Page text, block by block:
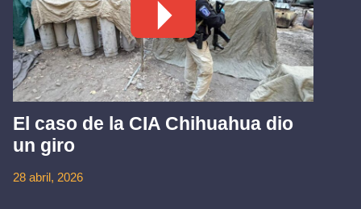
El caso de la CIA Chihuahua dio
un giro
28 abril, 2026